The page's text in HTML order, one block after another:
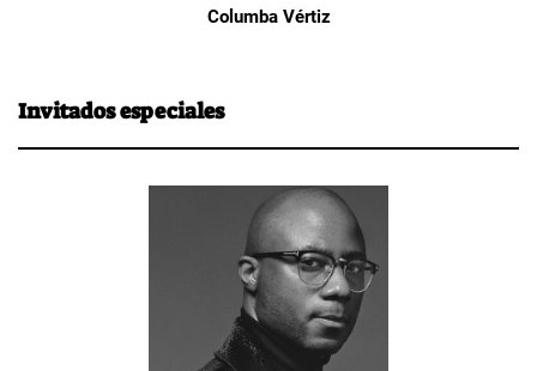
Columba Vértiz
Invitados especiales